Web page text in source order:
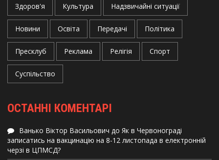
Здоров'я Культура Надзвичайні ситуації
Новини Освіта Передачі Політика
Пресклуб Реклама Релігія Спорт
Суспільство
ОСТАННІ КОМЕНТАРІ
Ванько Віктор Васильович до Як в Червонограді
записатись на вакцинацію на 8-12 листопада в електронній
черзі в ЦПМСД?